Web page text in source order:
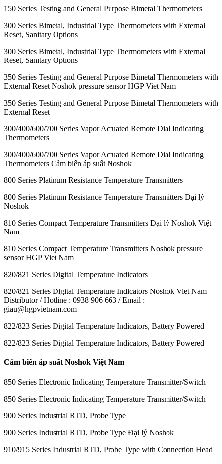
150 Series Testing and General Purpose Bimetal Thermometers
300 Series Bimetal, Industrial Type Thermometers with External
Reset, Sanitary Options
300 Series Bimetal, Industrial Type Thermometers with External
Reset, Sanitary Options
350 Series Testing and General Purpose Bimetal Thermometers with
External Reset Noshok pressure sensor HGP Viet Nam
350 Series Testing and General Purpose Bimetal Thermometers with
External Reset
300/400/600/700 Series Vapor Actuated Remote Dial Indicating
Thermometers
300/400/600/700 Series Vapor Actuated Remote Dial Indicating
Thermometers Cảm biến áp suất Noshok
800 Series Platinum Resistance Temperature Transmitters
800 Series Platinum Resistance Temperature Transmitters Đại lý
Noshok
810 Series Compact Temperature Transmitters Đại lý Noshok Việt
Nam
810 Series Compact Temperature Transmitters Noshok pressure
sensor HGP Viet Nam
820/821 Series Digital Temperature Indicators
820/821 Series Digital Temperature Indicators Noshok Viet Nam
Distributor / Hotline : 0938 906 663 / Email :
giau@hgpvietnam.com
822/823 Series Digital Temperature Indicators, Battery Powered
822/823 Series Digital Temperature Indicators, Battery Powered
Cảm biến áp suất Noshok Việt Nam
850 Series Electronic Indicating Temperature Transmitter/Switch
850 Series Electronic Indicating Temperature Transmitter/Switch
900 Series Industrial RTD, Probe Type
900 Series Industrial RTD, Probe Type Đại lý Noshok
910/915 Series Industrial RTD, Probe Type with Connection Head